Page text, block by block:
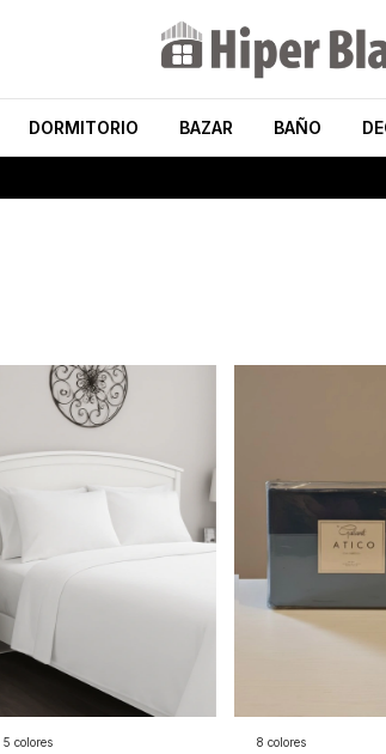
DORMITORIO BAZAR BAÑO
5 colores 8 colores